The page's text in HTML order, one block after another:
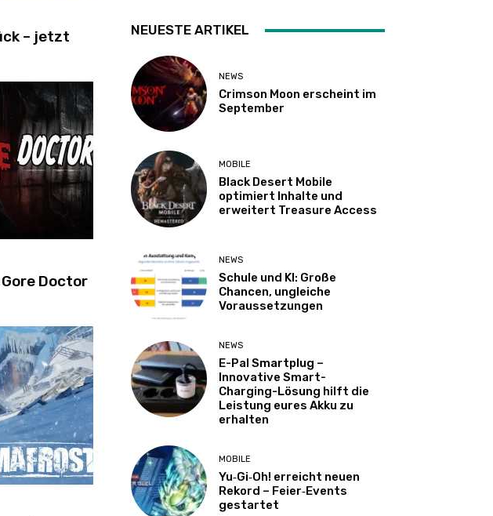
– jetzt
Doctor
NEUESTE ARTIKEL
NEWS
Crimson Moon erscheint im
September
MOBILE
Black Desert Mobile
optimiert Inhalte und
erweitert Treasure Access
NEWS
Schule und KI: Große
Chancen, ungleiche
Voraussetzungen
NEWS
E-Pal Smartplug –
Innovative Smart-
Charging-Lösung hilft die
Leistung eures Akku zu
erhalten
MOBILE
Yu‑Gi‑Oh! erreicht neuen
Rekord – Feier‑Events
gestartet